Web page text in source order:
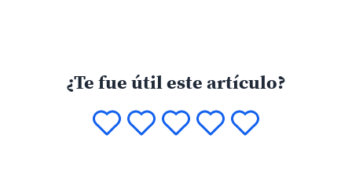
¿Te fue útil este artículo?